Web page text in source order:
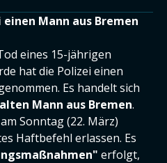
Mann aus Bremen
eines 15-jährigen
hat die Polizei einen
Es handelt sich
Mann aus Bremen.
Sonntag (22. März)
Haftbefehl erlassen. Es
erfolgt,